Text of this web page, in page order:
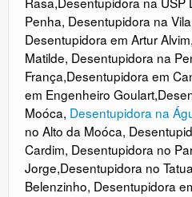
Penha, Desentupidora na
Desentupidora em Artur Alvim,
Matilde, Desentupidora na
França,Desentupidora em
em Engenheiro Goulart,
Moóca, Desentupidora na
no Alto da Moóca,
Cardim, Desentupidora no
Jorge,Desentupidora no
Belenzinho, Desentupidora